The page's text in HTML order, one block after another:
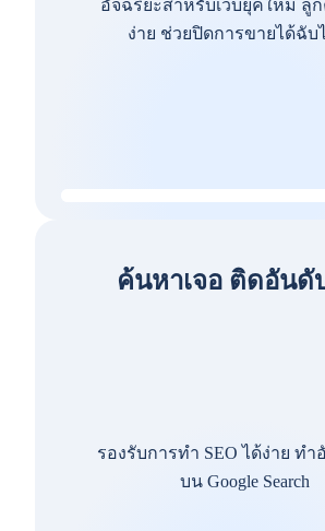
อัจฉริยะสำหรับเว็บยุคใหม่ ลู
ง่าย ช่วยปิดการขายได้ฉับ
ค้นหาเจอ ติดอันดั
รองรับการทำ SEO ได้ง่าย ท
บน Google Search